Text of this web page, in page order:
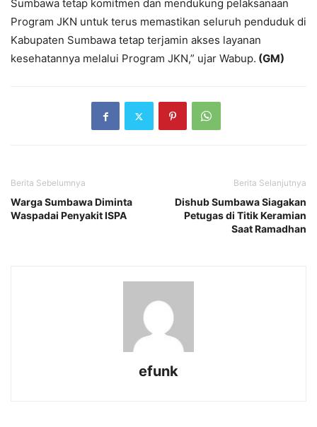
Sumbawa tetap komitmen dan mendukung pelaksanaan
Program JKN untuk terus memastikan seluruh penduduk di
Kabupaten Sumbawa tetap terjamin akses layanan
kesehatannya melalui Program JKN,” ujar Wabup. (GM)
Berita Sebelumnya
Warga Sumbawa Diminta
Waspadai Penyakit ISPA
Berita Selanjutnya
Dishub Sumbawa Siagakan
Petugas di Titik Keramian
Saat Ramadhan
efunk